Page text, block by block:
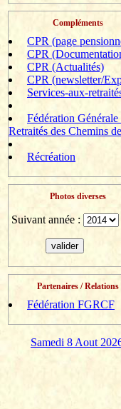
Compléments
CPR (page
CPR
CPR (Actualités)
CPR (newsletter/
Services-aux-
Fédération Générale
Retraités des Chemins
Récréation
Photos diverses
Suivant année :
Partenaires / Relations
Fédération FGRCF
Samedi 8 Aout